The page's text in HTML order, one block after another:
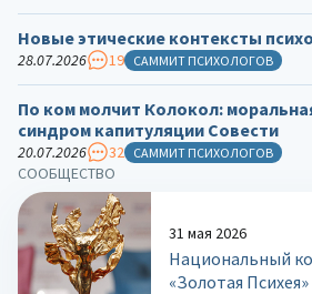
СООБЩЕСТВО
31 мая 2026
Национальный
«Золотая Психея»
Новые этические контексты
28.07.2026 19 САММИТ ПСИХОЛОГОВ
По ком молчит Колокол:
синдром капитуляции Совести
20.07.2026 32 САММИТ ПСИХОЛОГОВ